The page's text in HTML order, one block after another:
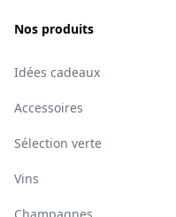
Nos produits
Idées cadeaux
Accessoires
Sélection verte
Vins